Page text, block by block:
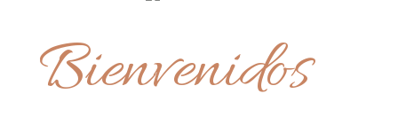
Bienvenidos